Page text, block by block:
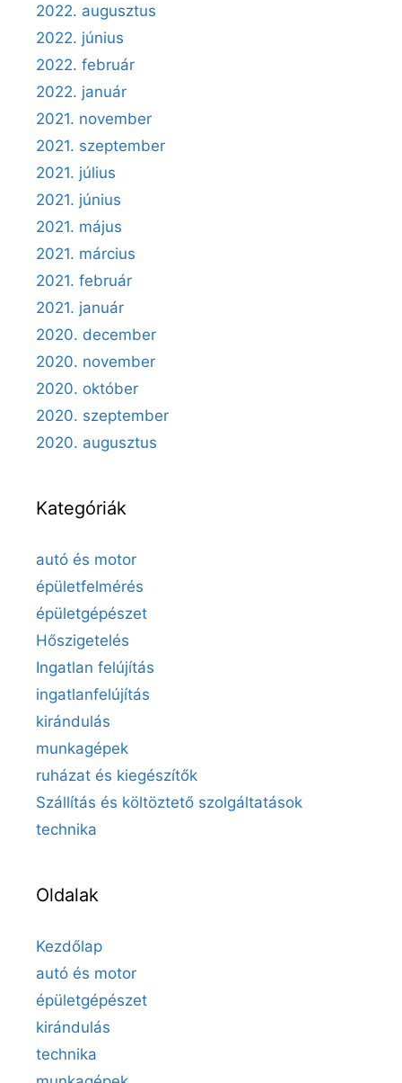
2022. augusztus
2022. június
2022. február
2022. január
2021. november
2021. szeptember
2021. július
2021. június
2021. május
2021. március
2021. február
2021. január
2020. december
2020. november
2020. október
2020. szeptember
2020. augusztus
Kategóriák
autó és motor
épületfelmérés
épületgépészet
Hőszigetelés
Ingatlan felújítás
ingatlanfelújítás
kirándulás
munkagépek
ruházat és kiegészítők
Szállítás és költöztető szolgáltatások
technika
Oldalak
Kezdőlap
autó és motor
épületgépészet
kirándulás
technika